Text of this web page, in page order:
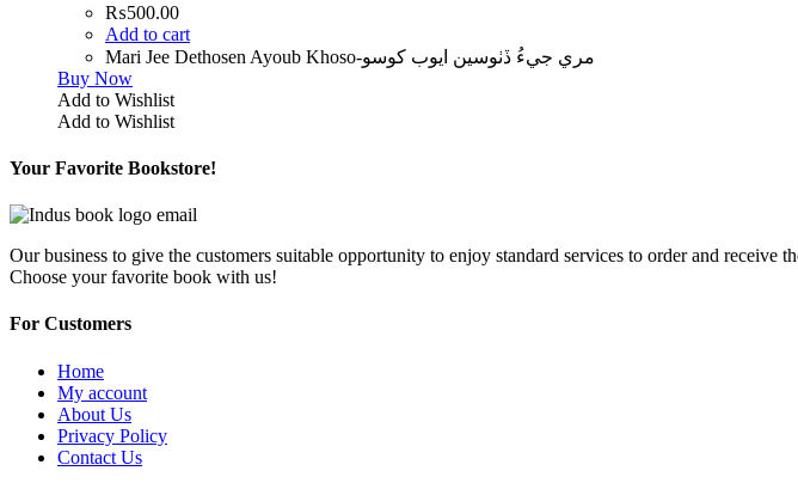
₨500.00
Add to cart
Mari Jee Dethosen Ayoub Khoso-مري جيءُ ڏٺوسين ايوب کوسو
Buy Now
Add to Wishlist
Add to Wishlist
Your Favorite Bookstore!
Our business to give the customers suitable opportunity to enjoy standard services to order and receive
Choose your favorite book with us!
For Customers
Home
My account
About Us
Privacy Policy
Contact Us